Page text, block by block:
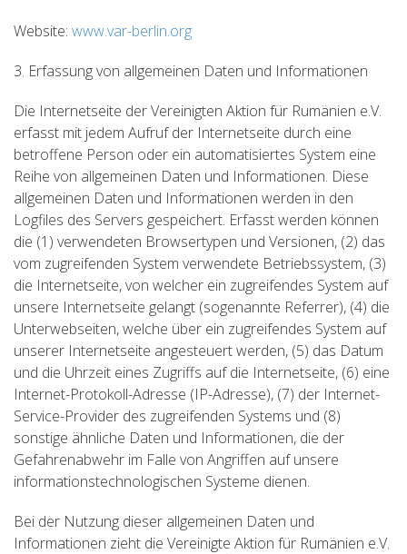
Website: www.var-berlin.org
3. Erfassung von allgemeinen Daten und Informationen
Die Internetseite der Vereinigten Aktion für Rumänien e.V.
erfasst mit jedem Aufruf der Internetseite durch eine
betroffene Person oder ein automatisiertes System eine
Reihe von allgemeinen Daten und Informationen. Diese
allgemeinen Daten und Informationen werden in den
Logfiles des Servers gespeichert. Erfasst werden können
die (1) verwendeten Browsertypen und Versionen, (2) das
vom zugreifenden System verwendete Betriebssystem, (3)
die Internetseite, von welcher ein zugreifendes System auf
unsere Internetseite gelangt (sogenannte Referrer), (4) die
Unterwebseiten, welche über ein zugreifendes System auf
unserer Internetseite angesteuert werden, (5) das Datum
und die Uhrzeit eines Zugriffs auf die Internetseite, (6) eine
Internet-Protokoll-Adresse (IP-Adresse), (7) der Internet-
Service-Provider des zugreifenden Systems und (8)
sonstige ähnliche Daten und Informationen, die der
Gefahrenabwehr im Falle von Angriffen auf unsere
informationstechnologischen Systeme dienen.
Bei der Nutzung dieser allgemeinen Daten und
Informationen zieht die Vereinigte Aktion für Rumänien e.V.